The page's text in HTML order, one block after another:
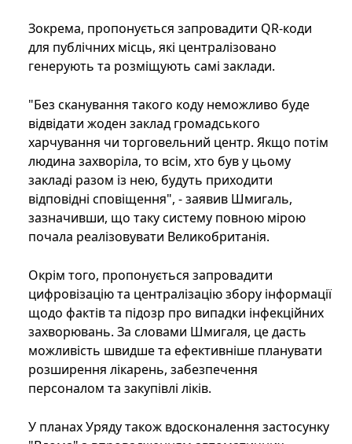
Зокрема, пропонується запровадити QR-коди
для публічних місць, які централізовано
генерують та розміщують самі заклади.
"Без сканування такого коду неможливо буде
відвідати жоден заклад громадського
харчування чи торговельний центр. Якщо потім
людина захворіла, то всім, хто був у цьому
закладі разом із нею, будуть приходити
відповідні сповіщення", - заявив Шмигаль,
зазначивши, що таку систему повною мірою
почала реалізовувати Великобританія.
Окрім того, пропонується запровадити
цифровізацію та централізацію збору інформації
щодо фактів та підозр про випадки інфекційних
захворювань. За словами Шмигаля, це дасть
можливість швидше та ефективніше планувати
розширення лікарень, забезпечення
персоналом та закупівлі ліків.
У планах Уряду також вдосконалення застосунку